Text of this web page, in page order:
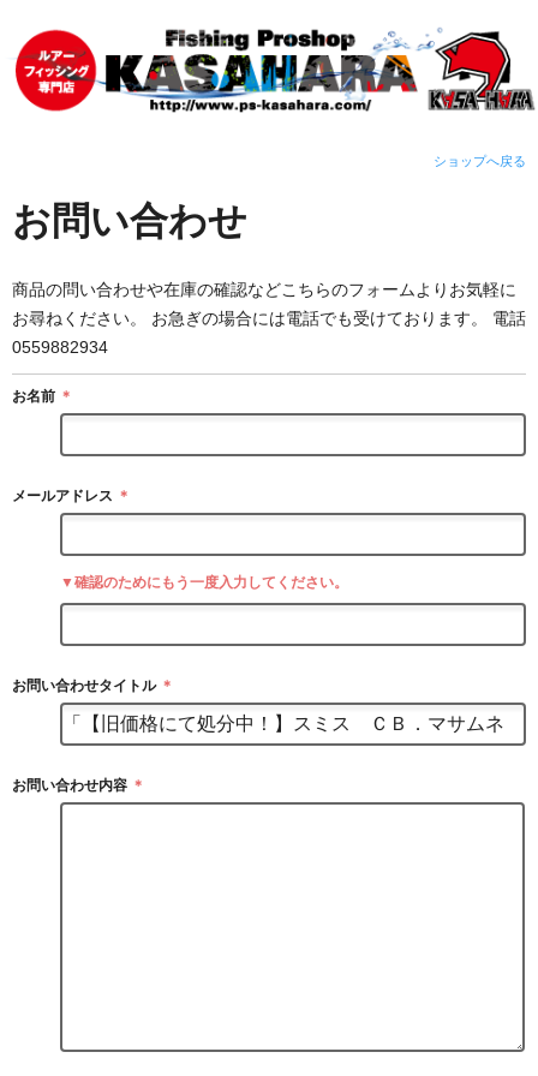
ショップへ戻る
お問い合わせ
商品の問い合わせや在庫の確認などこちらのフォームよりお気軽に
お尋ねください。 お急ぎの場合には電話でも受けております。 電話
0559882934
お名前 ＊
メールアドレス ＊
▼確認のためにもう一度入力してください。
お問い合わせタイトル ＊
お問い合わせ内容 ＊